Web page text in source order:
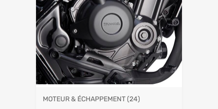
MOTEUR & ÉCHAPPEMENT(24)